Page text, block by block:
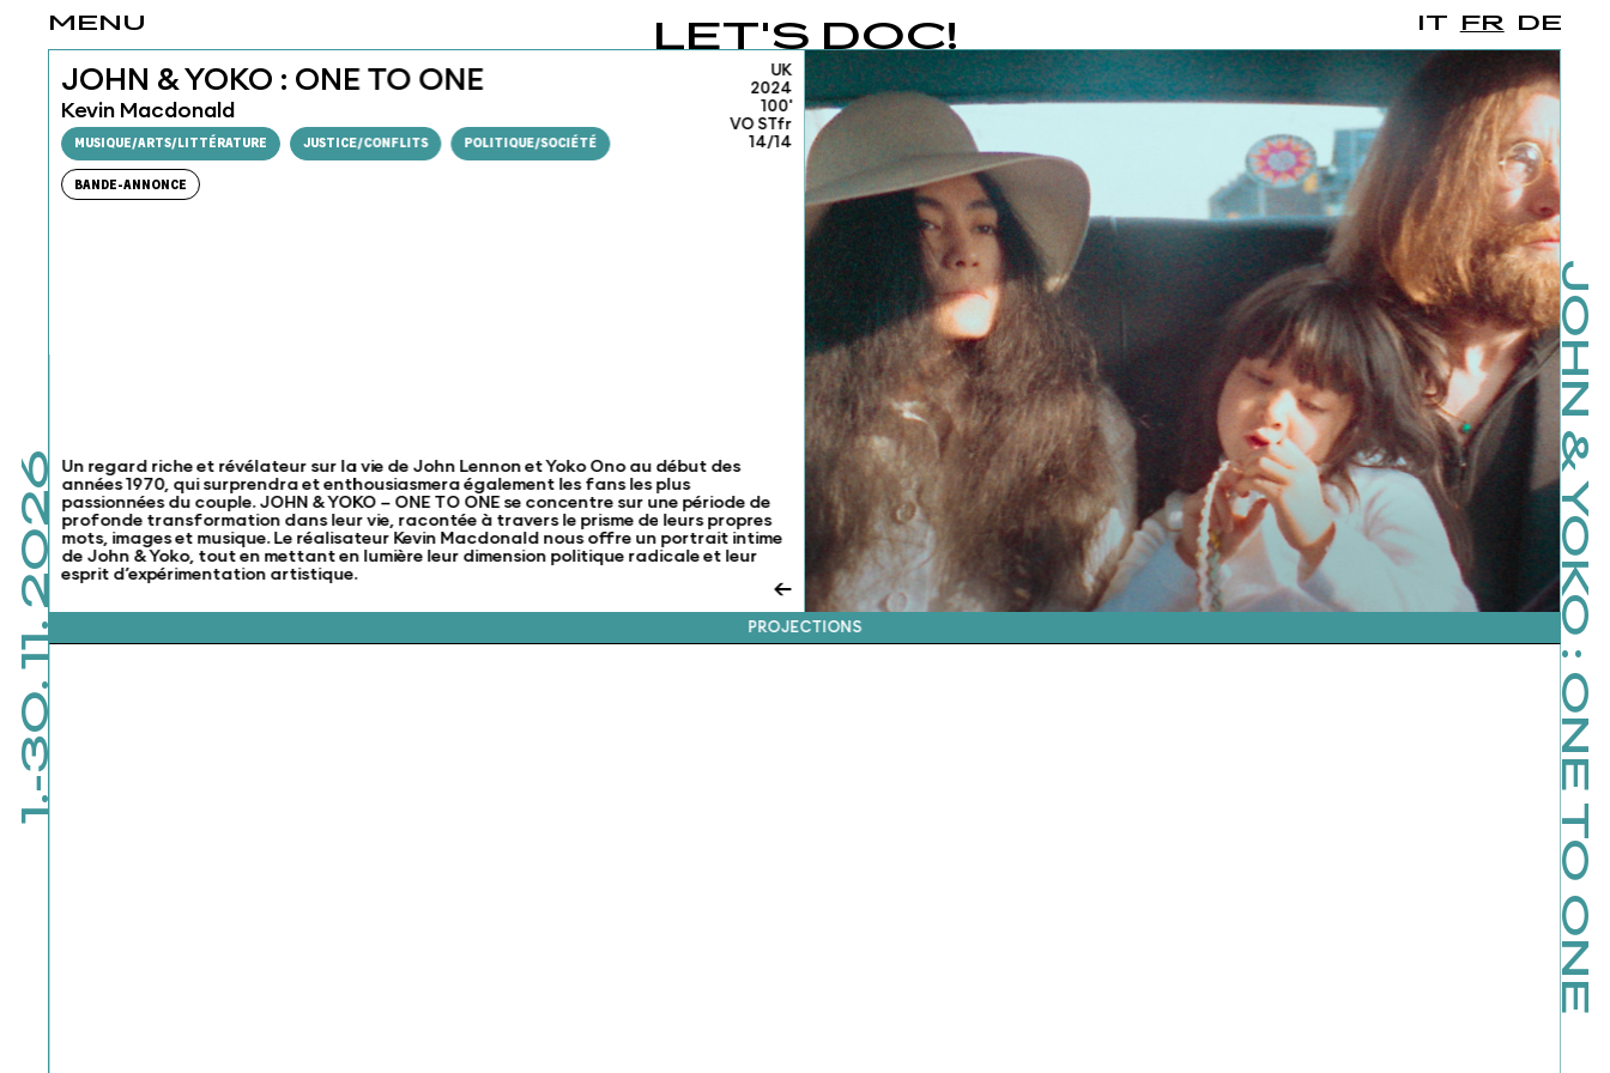
1.-30. 11. 2026 JOHN & YOKO : ONE TO ONE
DE
FR
IT
MENU LET'S DOC!
JOHN & YOKO : ONE TO ONE
Kevin Macdonald
MUSIQUE/ARTS/LITTÉRATURE JUSTICE/CONFLITS POLITIQUE/SOCIÉTÉ
BANDE-ANNONCE
UK
2024
100'
VO STfr
14/14
Un regard riche et révélateur sur la vie de John Lennon et Yoko Ono au début des
années 1970, qui surprendra et enthousiasmera également les fans les plus
passionnées du couple. JOHN & YOKO – ONE TO ONE se concentre sur une période de
profonde transformation dans leur vie, racontée à travers le prisme de leurs propres
mots, images et musique. Le réalisateur Kevin Macdonald nous offre un portrait intime
de John & Yoko, tout en mettant en lumière leur dimension politique radicale et leur
esprit d’expérimentation artistique.
←
PROJECTIONS